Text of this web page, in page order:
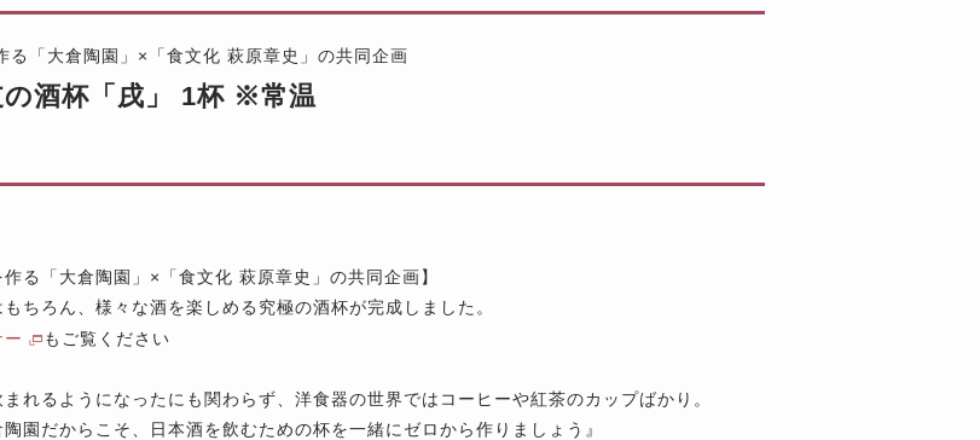
る「大倉陶園」×「食文化 萩原章史」の共同企画
の酒杯「戌」 1杯 ※常温
作る「大倉陶園」×「食文化 萩原章史」の共同企画】
ちろん、様々な酒を楽しめる究極の酒杯が完成しました。
もご覧ください
まれるようになったにも関わらず、洋食器の世界ではコーヒーや紅茶のカップばかり。
園だからこそ、日本酒を飲むための杯を一緒にゼロから作りましょう』